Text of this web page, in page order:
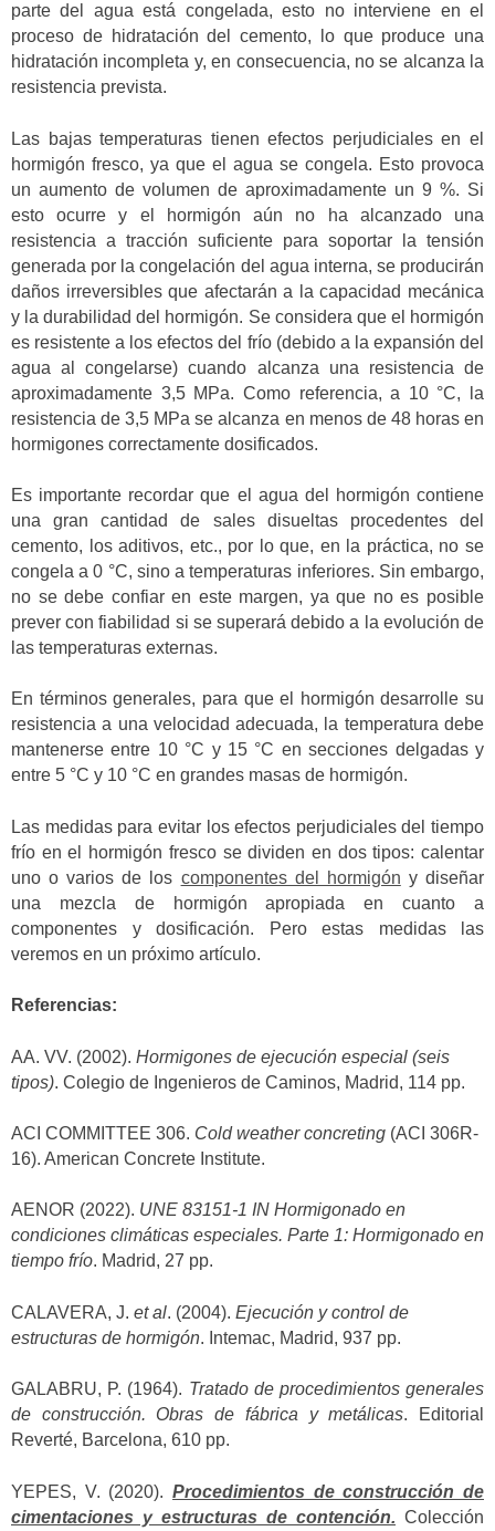
parte del agua está congelada, esto no interviene en el
proceso de hidratación del cemento, lo que produce una
hidratación incompleta y, en consecuencia, no se alcanza la
resistencia prevista.
Las bajas temperaturas tienen efectos perjudiciales en el
hormigón fresco, ya que el agua se congela. Esto provoca
un aumento de volumen de aproximadamente un 9 %. Si
esto ocurre y el hormigón aún no ha alcanzado una
resistencia a tracción suficiente para soportar la tensión
generada por la congelación del agua interna, se producirán
daños irreversibles que afectarán a la capacidad mecánica
y la durabilidad del hormigón. Se considera que el hormigón
es resistente a los efectos del frío (debido a la expansión del
agua al congelarse) cuando alcanza una resistencia de
aproximadamente 3,5 MPa. Como referencia, a 10 °C, la
resistencia de 3,5 MPa se alcanza en menos de 48 horas en
hormigones correctamente dosificados.
Es importante recordar que el agua del hormigón contiene
una gran cantidad de sales disueltas procedentes del
cemento, los aditivos, etc., por lo que, en la práctica, no se
congela a 0 °C, sino a temperaturas inferiores. Sin embargo,
no se debe confiar en este margen, ya que no es posible
prever con fiabilidad si se superará debido a la evolución de
las temperaturas externas.
En términos generales, para que el hormigón desarrolle su
resistencia a una velocidad adecuada, la temperatura debe
mantenerse entre 10 °C y 15 °C en secciones delgadas y
entre 5 °C y 10 °C en grandes masas de hormigón.
Las medidas para evitar los efectos perjudiciales del tiempo
frío en el hormigón fresco se dividen en dos tipos: calentar
uno o varios de los componentes del hormigón y diseñar
una mezcla de hormigón apropiada en cuanto a
componentes y dosificación. Pero estas medidas las
veremos en un próximo artículo.
Referencias:
AA. VV. (2002). Hormigones de ejecución especial (seis
tipos). Colegio de Ingenieros de Caminos, Madrid, 114 pp.
ACI COMMITTEE 306. Cold weather concreting (ACI 306R-
16). American Concrete Institute.
AENOR (2022). UNE 83151-1 IN Hormigonado en
condiciones climáticas especiales. Parte 1: Hormigonado en
tiempo frío. Madrid, 27 pp.
CALAVERA, J. et al. (2004). Ejecución y control de
estructuras de hormigón. Intemac, Madrid, 937 pp.
GALABRU, P. (1964). Tratado de procedimientos generales
de construcción. Obras de fábrica y metálicas. Editorial
Reverté, Barcelona, 610 pp.
YEPES, V. (2020). Procedimientos de construcción de
cimentaciones y estructuras de contención. Colección